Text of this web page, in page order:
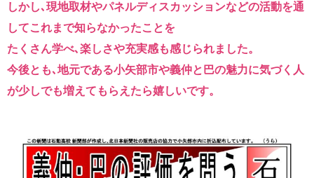
しかし､現地取材やパネルディスカッションなどの活動を通
してこれまで知らなかったことを
たくさん学べ､楽しさや充実感も感じられました。
今後とも､地元である小矢部市や義仲と巴の魅力に気づく人
が少しでも増えてもらえたら嬉しいです。